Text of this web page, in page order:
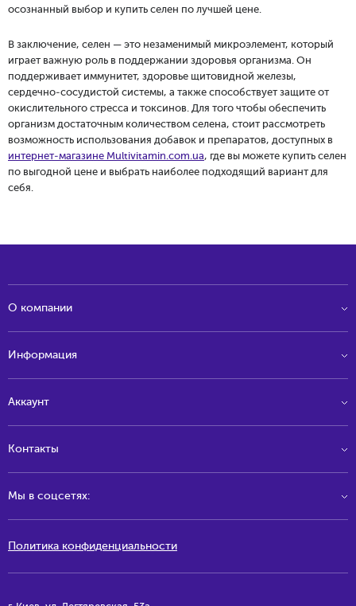
осознанный выбор и купить селен по лучшей цене.
В заключение, селен — это незаменимый микроэлемент, который
играет важную роль в поддержании здоровья организма. Он
поддерживает иммунитет, здоровье щитовидной железы,
сердечно-сосудистой системы, а также способствует защите от
окислительного стресса и токсинов. Для того чтобы обеспечить
организм достаточным количеством селена, стоит рассмотреть
возможность использования добавок и препаратов, доступных в
интернет-магазине Multivitamin.com.ua, где вы можете купить селен
по выгодной цене и выбрать наиболее подходящий вариант для
себя.
О компании
Информация
Аккаунт
Контакты
Мы в соцсетях:
Политика конфиденциальности